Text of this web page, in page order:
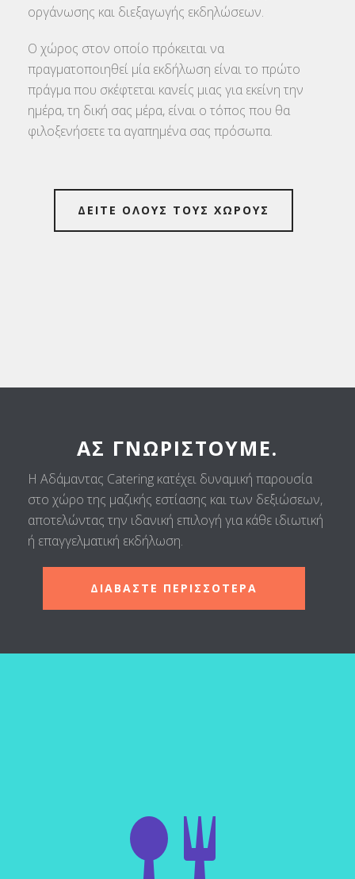
οργάνωσης και διεξαγωγής εκδηλώσεων.
Ο χώρος στον οποίο πρόκειται να
πραγματοποιηθεί μία εκδήλωση είναι το πρώτο
πράγμα που σκέφτεται κανείς μιας για εκείνη την
ημέρα, τη δική σας μέρα, είναι ο τόπος που θα
φιλοξενήσετε τα αγαπημένα σας πρόσωπα.
ΔΕΙΤΕ ΟΛΟΥΣ ΤΟΥΣ ΧΩΡΟΥΣ
ΑΣ ΓΝΩΡΙΣΤΟΎΜΕ.
Η Αδάμαντας Catering κατέχει δυναμική παρουσία
στο χώρο της μαζικής εστίασης και των δεξιώσεων,
αποτελώντας την ιδανική επιλογή για κάθε ιδιωτική
ή επαγγελματική εκδήλωση.
ΔΙΑΒΑΣΤΕ ΠΕΡΙΣΣΟΤΕΡΑ